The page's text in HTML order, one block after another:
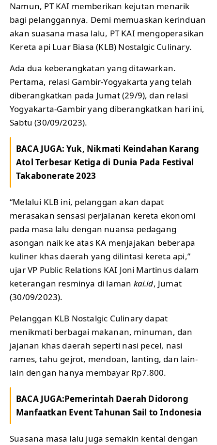
Namun, PT KAI memberikan kejutan menarik
bagi pelanggannya. Demi memuaskan kerinduan
akan suasana masa lalu, PT KAI mengoperasikan
Kereta api Luar Biasa (KLB) Nostalgic Culinary.
Ada dua keberangkatan yang ditawarkan.
Pertama, relasi Gambir-Yogyakarta yang telah
diberangkatkan pada Jumat (29/9), dan relasi
Yogyakarta-Gambir yang diberangkatkan hari ini,
Sabtu (30/09/2023).
BACA JUGA:Yuk, Nikmati Keindahan Karang
Atol Terbesar Ketiga di Dunia Pada Festival
Takabonerate 2023
“Melalui KLB ini, pelanggan akan dapat
merasakan sensasi perjalanan kereta ekonomi
pada masa lalu dengan nuansa pedagang
asongan naik ke atas KA menjajakan beberapa
kuliner khas daerah yang dilintasi kereta api,”
ujar VP Public Relations KAI Joni Martinus dalam
keterangan resminya di laman kai.id, Jumat
(30/09/2023).
Pelanggan KLB Nostalgic Culinary dapat
menikmati berbagai makanan, minuman, dan
jajanan khas daerah seperti nasi pecel, nasi
rames, tahu gejrot, mendoan, lanting, dan lain-
lain dengan hanya membayar Rp7.800.
BACA JUGA:Pemerintah Daerah Didorong
Manfaatkan Event Tahunan Sail to Indonesia
Suasana masa lalu juga semakin kental dengan